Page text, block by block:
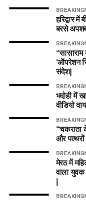
हरिद्वार
बरसे
‘ऑपरेशन
संदेश|
भदोही में
वीडियो
“चकराता
और पत्थरों
मेरठ में
वाला युवक